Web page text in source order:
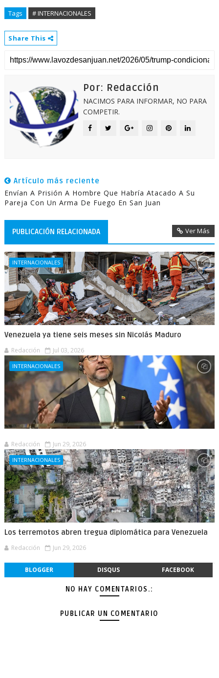
Tags # INTERNACIONALES
Share This
Por: Redacción
NACIMOS PARA INFORMAR, NO PARA
COMPETIR.
Artículo más reciente
Envían A Prisión A Hombre Que Habría Atacado A Su
Pareja Con Un Arma De Fuego En San Juan
PUBLICACIÓN RELACIONADA Ver Más
INTERNACIONALES
Venezuela ya tiene seis meses sin Nicolás Maduro
Redacción Jul 03, 2026
INTERNACIONALES
Redacción Jun 29, 2026
INTERNACIONALES
Los terremotos abren tregua diplomática para Venezuela
Redacción Jun 29, 2026
BLOGGER DISQUS FACEBOOK
NO HAY COMENTARIOS.:
PUBLICAR UN COMENTARIO